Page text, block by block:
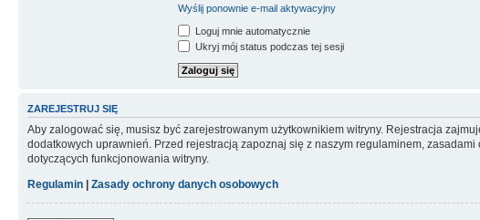
Wyślij ponownie e-mail aktywacyjny
Loguj mnie automatycznie
Ukryj mój status podczas tej sesji
ZAREJESTRUJ SIĘ
Aby zalogować się, musisz być zarejestrowanym użytkownikiem witryny. Rejestracja
dodatkowych uprawnień. Przed rejestracją zapoznaj się z naszym regulaminem,
dotyczących funkcjonowania witryny.
Regulamin
Zasady ochrony danych osobowych